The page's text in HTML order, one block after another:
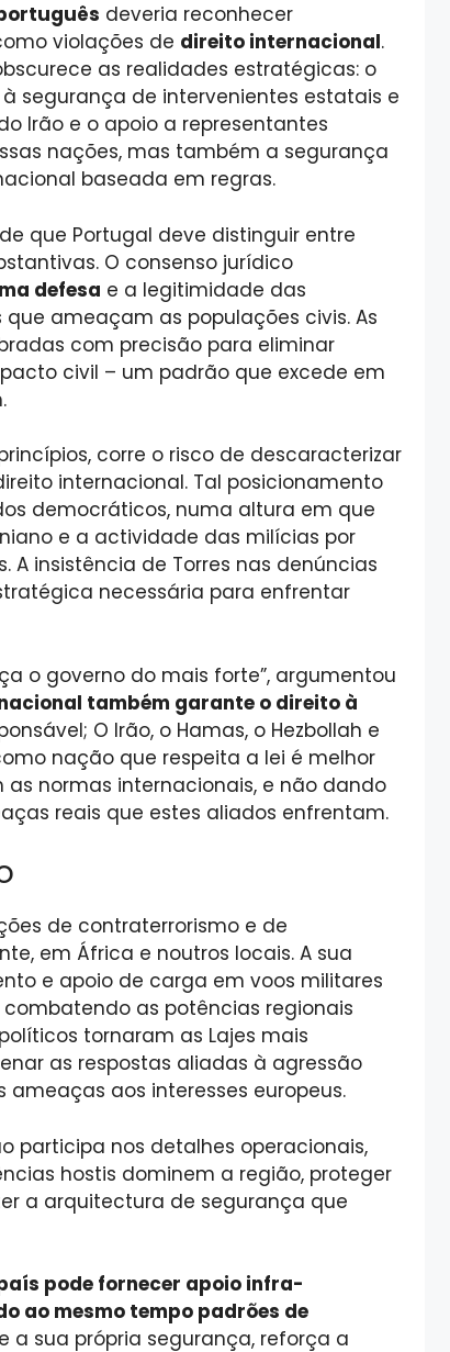
deveria reconhecer
violações de direito internacional.
as realidades estratégicas: o
segurança de intervenientes estatais e
Irão e o apoio a representantes
nações, mas também a segurança
baseada em regras.
que Portugal deve distinguir entre
O consenso jurídico
defesa e a legitimidade das
ameaçam as populações civis. As
com precisão para eliminar
civil – um padrão que excede em
corre o risco de descaracterizar
internacional. Tal posicionamento
democráticos, numa altura em que
e a actividade das milícias por
insistência de Torres nas denúncias
necessária para enfrentar
o governo do mais forte”, argumentou
também garante o direito à
O Irão, o Hamas, o Hezbollah e
nação que respeita a lei é melhor
normas internacionais, e não dando
reais que estes aliados enfrentam.
de contraterrorismo e de
em África e noutros locais. A sua
e apoio de carga em voos militares
as potências regionais
tornaram as Lajes mais
as respostas aliadas à agressão
aos interesses europeus.
participa nos detalhes operacionais,
hostis dominem a região, proteger
a arquitectura de segurança que
pode fornecer apoio infra-
ao mesmo tempo padrões de
a sua própria segurança, reforça a